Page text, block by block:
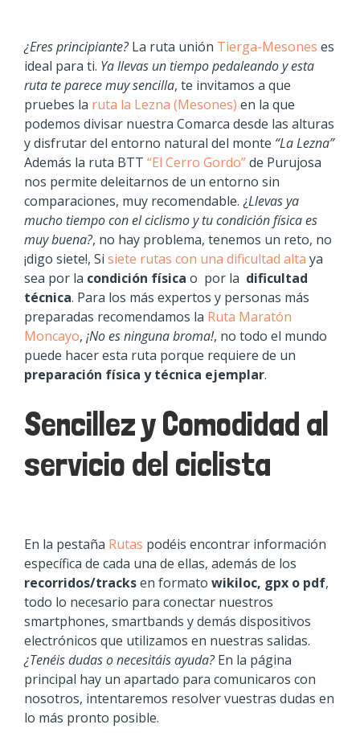
¿Eres principiante?La ruta unión Tierga-Mesones es
ideal para ti. Ya llevas un tiempo pedaleando y esta
ruta te parece muy sencilla, te invitamos a que
pruebes la ruta la Lezna (Mesones) en la que
podemos divisar nuestra Comarca desde las alturas
y disfrutar del entorno natural del monte “La Lezna”
Además la ruta BTT “El Cerro Gordo”de Purujosa
nos permite deleitarnos de un entorno sin
comparaciones, muy recomendable. ¿Llevas ya
mucho tiempo con el ciclismo y tu condición física es
muy buena?, no hay problema, tenemos un reto, no
¡digo siete!, Si siete rutas con una dificultad alta ya
sea por la condición física o por la dificultad
técnica. Para los más expertos y personas más
preparadas recomendamos la Ruta Maratón
Moncayo, ¡No es ninguna broma!, no todo el mundo
puede hacer esta ruta porque requiere de un
preparación física y técnica ejemplar.
Sencillez y Comodidad al
servicio del ciclista
En la pestaña Rutas podéis encontrar información
específica de cada una de ellas, además de los
recorridos/tracksen formato wikiloc, gpx o pdf,
todo lo necesario para conectar nuestros
smartphones, smartbands y demás dispositivos
electrónicos que utilizamos en nuestras salidas.
¿Tenéis dudas o necesitáis ayuda?En la página
principal hay un apartado para comunicaros con
nosotros, intentaremos resolver vuestras dudas en
lo más pronto posible.